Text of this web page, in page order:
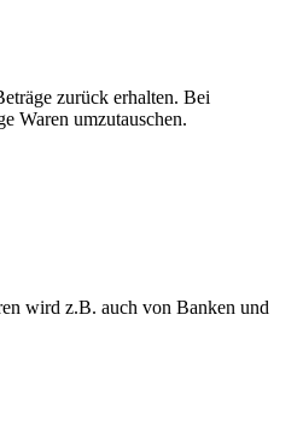
zurück erhalten. Bei
Waren umzutauschen.
wird z.B. auch von Banken und